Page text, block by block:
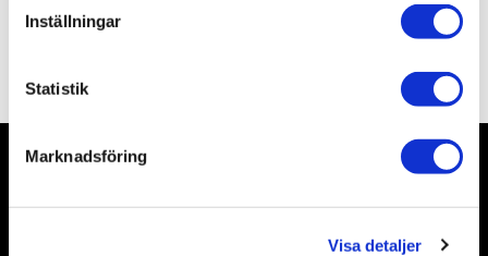
Inställningar
Statistik
Marknadsföring
Visa detaljer
Nyhetsbrev